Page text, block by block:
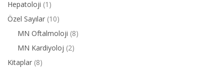
Hepatoloji (1)
Özel Sayılar (10)
MN Oftalmoloji (8)
MN Kardiyoloj (2)
Kitaplar (8)